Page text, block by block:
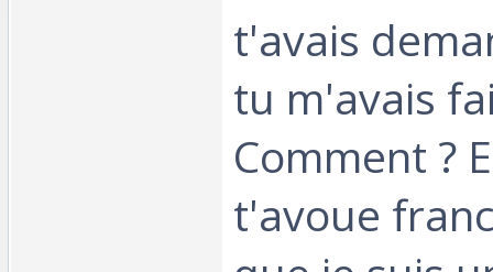
t'avais
tu m'avais
Comment ?
t'avoue